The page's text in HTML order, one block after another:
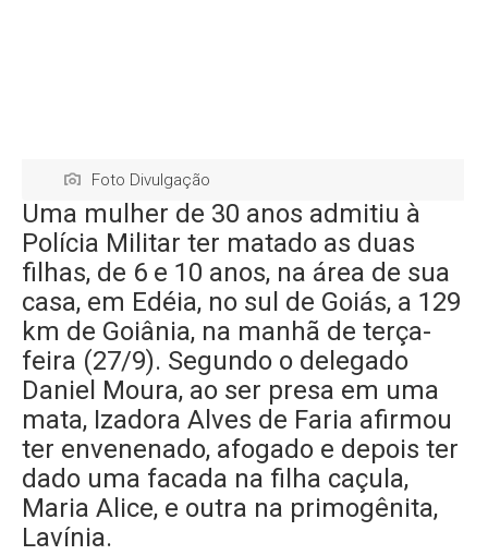
Foto Divulgação
Uma mulher de 30 anos admitiu à
Polícia Militar ter matado as duas
filhas, de 6 e 10 anos, na área de sua
casa, em Edéia, no sul de Goiás, a 129
km de Goiânia, na manhã de terça-
feira (27/9). Segundo o delegado
Daniel Moura, ao ser presa em uma
mata, Izadora Alves de Faria afirmou
ter envenenado, afogado e depois ter
dado uma facada na filha caçula,
Maria Alice, e outra na primogênita,
Lavínia.